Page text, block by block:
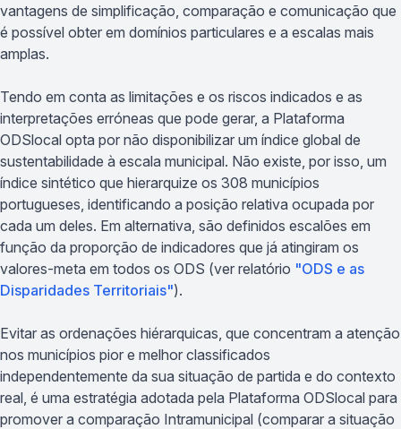
vantagens de simplificação, comparação e comunicação que
é possível obter em domínios particulares e a escalas mais
amplas.
Tendo em conta as limitações e os riscos indicados e as
interpretações erróneas que pode gerar, a Plataforma
ODSlocal opta por não disponibilizar um índice global de
sustentabilidade à escala municipal. Não existe, por isso, um
índice sintético que hierarquize os 308 municípios
portugueses, identificando a posição relativa ocupada por
cada um deles. Em alternativa, são definidos escalões em
função da proporção de indicadores que já atingiram os
valores-meta em todos os ODS (ver relatório "ODS e as
Disparidades Territoriais").
Evitar as ordenações hiérarquicas, que concentram a atenção
nos municípios pior e melhor classificados
independentemente da sua situação de partida e do contexto
real, é uma estratégia adotada pela Plataforma ODSlocal para
promover a comparação Intramunicipal (comparar a situação